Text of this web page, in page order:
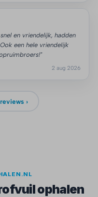
en vriendelijk, hadden
een hele vriendelijk
2 aug 2026
›
ophalen